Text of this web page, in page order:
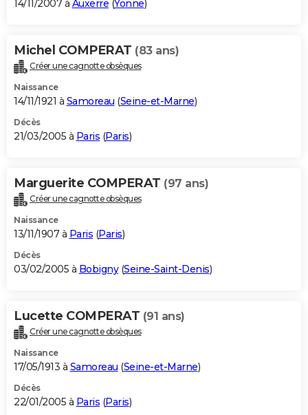
14/11/2007 à Auxerre (Yonne)
Michel COMPERAT (83 ans)
Créer une cagnotte obsèques
Naissance
14/11/1921 à Samoreau (Seine-et-Marne)
Décès
21/03/2005 à Paris (Paris)
Marguerite COMPERAT (97 ans)
Créer une cagnotte obsèques
Naissance
13/11/1907 à Paris (Paris)
Décès
03/02/2005 à Bobigny(Seine-Saint-Denis)
Lucette COMPERAT (91 ans)
Créer une cagnotte obsèques
Naissance
17/05/1913 à Samoreau (Seine-et-Marne)
Décès
22/01/2005 à Paris (Paris)